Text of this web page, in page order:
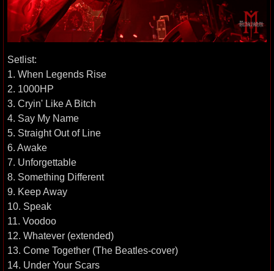
Setlist:
1. When Legends Rise
2. 1000HP
3. Cryin' Like A Bitch
4. Say My Name
5. Straight Out of Line
6. Awake
7. Unforgettable
8. Something Different
9. Keep Away
10. Speak
11. Voodoo
12. Whatever (extended)
13. Come Together (The Beatles-cover)
14. Under Your Scars